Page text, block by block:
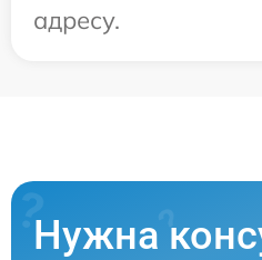
адресу.
Нужна